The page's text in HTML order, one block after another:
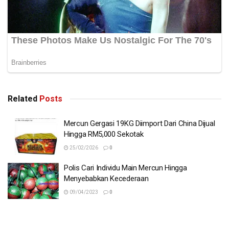
Related Posts
Mercun Gergasi 19KG Diimport Dari China Dijual
Hingga RM5,000 Sekotak
25/02/2026 0
Polis Cari Individu Main Mercun Hingga
Menyebabkan Kecederaan
09/04/2023 0